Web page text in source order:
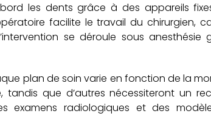
les dents grâce à des appareils
facilite le travail du chirurgien,
se déroule sous anesthésie
plan de soin varie en fonction de la
tandis que d’autres nécessiteront un
examens radiologiques et des